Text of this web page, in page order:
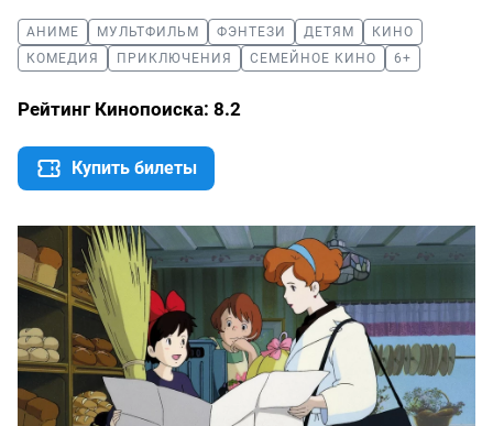
АНИМЕ МУЛЬТФИЛЬМ ФЭНТЕЗИ ДЕТЯМ
КИНО
КОМЕДИЯ
ПРИКЛЮЧЕНИЯ СЕМЕЙНОЕ КИНО 6+
Рейтинг Кинопоиска: 8.2
Купить билеты